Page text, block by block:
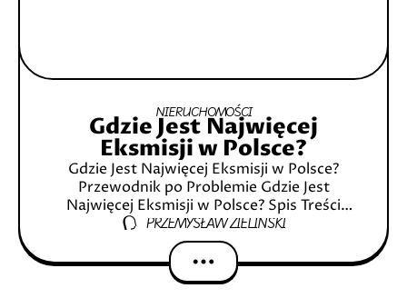
NIERUCHOMOŚCI
Gdzie Jest Najwięcej
Eksmisji w Polsce?
Gdzie Jest Najwięcej Eksmisji w Polsce?
Przewodnik po Problemie Gdzie Jest
Najwięcej Eksmisji w Polsce? Spis Treści
Wstęp Czym Jest Eksmisja? Definicja
eksmisji Przyczyny eksmisji Statystyki
Eksmisji w Polsce Ogólne
PRZEMYSŁAW ZIELIŃSKI